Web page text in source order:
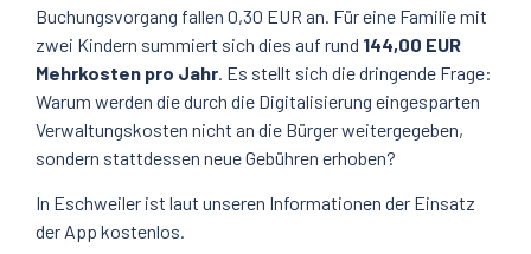
Buchungsvorgang fallen 0,30 EUR an. Für eine Familie mit
zwei Kindern summiert sich dies auf rund 144,00 EUR
Mehrkosten pro Jahr . Es stellt sich die dringende Frage:
Warum werden die durch die Digitalisierung eingesparten
Verwaltungskosten nicht an die Bürger weitergegeben,
sondern stattdessen neue Gebühren erhoben?
In Eschweiler ist laut unseren Informationen der Einsatz
der App kostenlos.